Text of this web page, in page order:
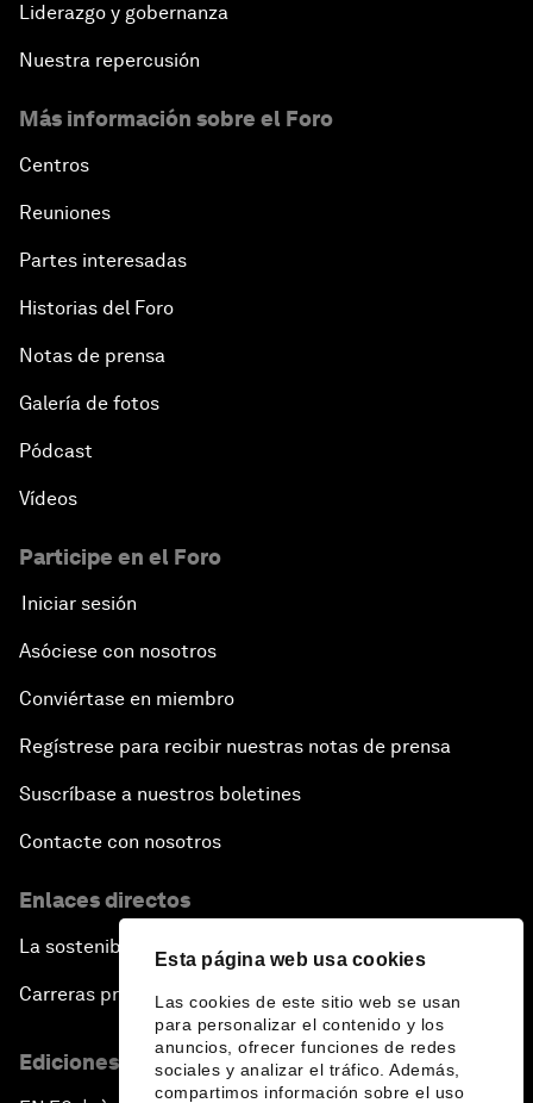
Esta página web usa cookies
Las cookies de este sitio web se usan
para personalizar el contenido y los
anuncios, ofrecer funciones de redes
sociales y analizar el tráfico. Además,
compartimos información sobre el uso
Liderazgo y gobernanza
Nuestra repercusión
Más información sobre el Foro
Centros
Reuniones
Partes interesadas
Historias del Foro
Notas de prensa
Galería de fotos
Pódcast
Vídeos
Participe en el Foro
Iniciar sesión
Asóciese con nosotros
Conviértase en miembro
Regístrese para recibir nuestras notas de prensa
Suscríbase a nuestros boletines
Contacte con nosotros
Enlaces directos
La sostenibilidad en el Foro
Carreras profesionales
Ediciones en otros idiomas